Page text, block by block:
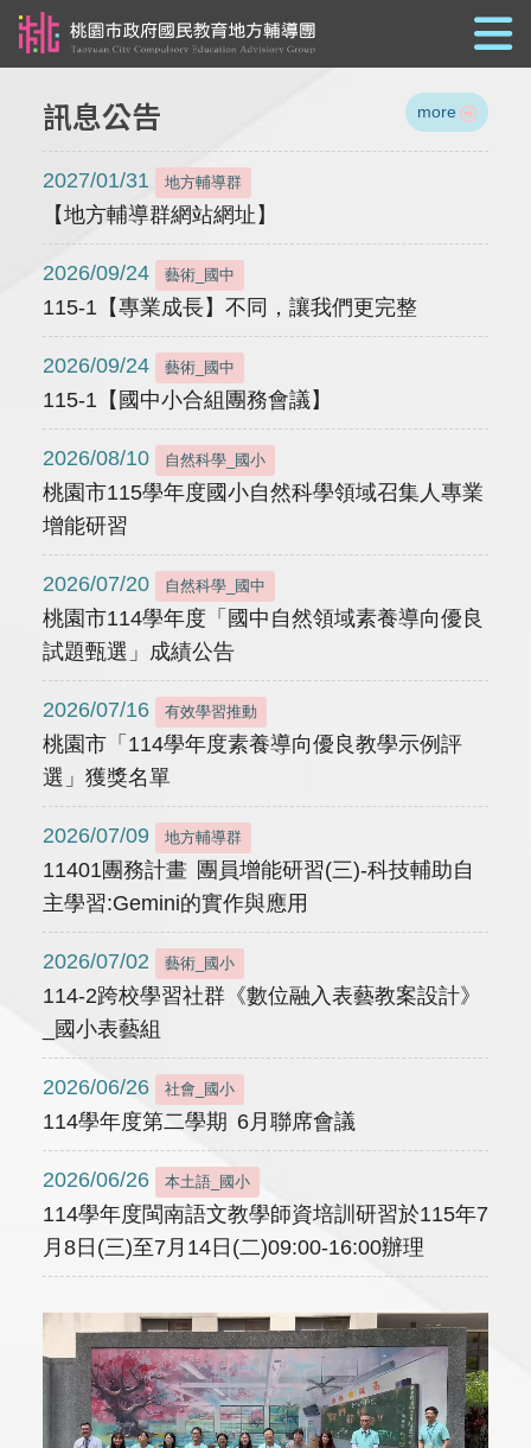
訊息公告 more
2027/01/31 地方輔導群
【地方輔導群網站網址】
2026/09/24 藝術_國中
115-1【專業成長】不同，讓我們更完整
2026/09/24 藝術_國中
115-1【國中小合組團務會議】
2026/08/10 自然科學_國小
桃園市115學年度國小自然科學領域召集人專業
增能研習
2026/07/20 自然科學_國中
桃園市114學年度「國中自然領域素養導向優良
試題甄選」成績公告
2026/07/16 有效學習推動
桃園市「114學年度素養導向優良教學示例評
選」獲獎名單
2026/07/09 地方輔導群
11401團務計畫 團員增能研習(三)-科技輔助自
主學習:Gemini的實作與應用
2026/07/02 藝術_國小
114-2跨校學習社群《數位融入表藝教案設計》
_國小表藝組
2026/06/26 社會_國小
114學年度第二學期 6月聯席會議
2026/06/26 本土語_國小
114學年度閩南語文教學師資培訓研習於115年7
月8日(三)至7月14日(二)09:00-16:00辦理